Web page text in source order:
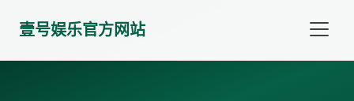
壹号娱乐官方网站